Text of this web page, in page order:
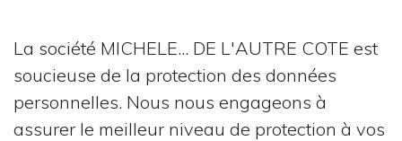
La société MICHELE... DE L'AUTRE COTE est
soucieuse de la protection des données
personnelles. Nous nous engageons à
assurer le meilleur niveau de protection à vos